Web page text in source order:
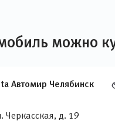
можно
Автомир Челябинск
Черкасская, д. 19